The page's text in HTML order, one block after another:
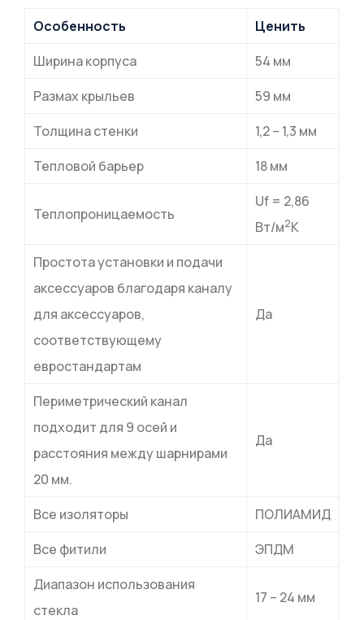
Особенность
Ценить
Ширина корпуса
54 мм
Размах крыльев
59 мм
Толщина стенки
1,2 – 1,3 мм
Тепловой барьер
18 мм
Теплопроницаемость
Uf = 2,86
Вт/м2К
Простота установки и подачи
аксессуаров благодаря каналу
для аксессуаров,
соответствующему
евростандартам
Да
Периметрический канал
подходит для 9 осей и
расстояния между шарнирами
20 мм.
Да
Все изоляторы
ПОЛИАМИД
Все фитили
ЭПДМ
Диапазон использования
стекла
17 – 24 мм